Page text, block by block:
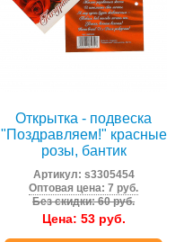
Открытка - подвеска
"Поздравляем!" красные
розы, бантик
Артикул: s3305454
Оптовая цена: 7 руб.
Без скидки: 60 руб.
Цена: 53руб.